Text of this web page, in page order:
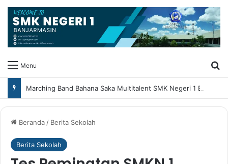
Menu
Beranda/ Berita Sekolah
Berita Sekolah